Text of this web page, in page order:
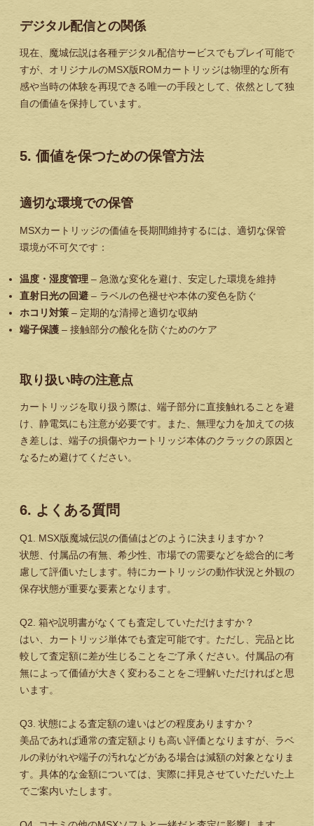
デジタル配信との関係
現在、魔城伝説は各種デジタル配信サービスでもプレイ可能で
すが、オリジナルのMSX版ROMカートリッジは物理的な所有
感や当時の体験を再現できる唯一の手段として、依然として独
自の価値を保持しています。
5. 価値を保つための保管方法
適切な環境での保管
MSXカートリッジの価値を長期間維持するには、適切な保管
環境が不可欠です：
温度・湿度管理 – 急激な変化を避け、安定した環境を維持
直射日光の回避 – ラベルの色褪せや本体の変色を防ぐ
ホコリ対策 – 定期的な清掃と適切な収納
端子保護 – 接触部分の酸化を防ぐためのケア
取り扱い時の注意点
カートリッジを取り扱う際は、端子部分に直接触れることを避
け、静電気にも注意が必要です。また、無理な力を加えての抜
き差しは、端子の損傷やカートリッジ本体のクラックの原因と
なるため避けてください。
6. よくある質問
Q1. MSX版魔城伝説の価値はどのように決まりますか？
状態、付属品の有無、希少性、市場での需要などを総合的に考
慮して評価いたします。特にカートリッジの動作状況と外観の
保存状態が重要な要素となります。
Q2. 箱や説明書がなくても査定していただけますか？
はい、カートリッジ単体でも査定可能です。ただし、完品と比
較して査定額に差が生じることをご了承ください。付属品の有
無によって価値が大きく変わることをご理解いただければと思
います。
Q3. 状態による査定額の違いはどの程度ありますか？
美品であれば通常の査定額よりも高い評価となりますが、ラベ
ルの剥がれや端子の汚れなどがある場合は減額の対象となりま
す。具体的な金額については、実際に拝見させていただいた上
でご案内いたします。